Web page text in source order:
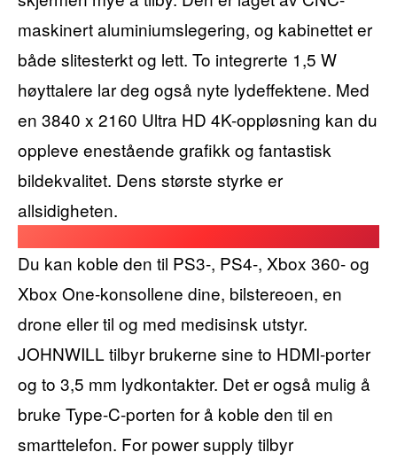
maskinert aluminiumslegering, og kabinettet er
både slitesterkt og lett. To integrerte 1,5 W
høyttalere lar deg også nyte lydeffektene. Med
en 3840 x 2160 Ultra HD 4K-oppløsning kan du
oppleve enestående grafikk og fantastisk
bildekvalitet. Dens største styrke er
allsidigheten.
Du kan koble den til PS3-, PS4-, Xbox 360- og
Xbox One-konsollene dine, bilstereoen, en
drone eller til og med medisinsk utstyr.
JOHNWILL tilbyr brukerne sine to HDMI-porter
og to 3,5 mm lydkontakter. Det er også mulig å
bruke Type-C-porten for å koble den til en
smarttelefon. For power supply tilbyr